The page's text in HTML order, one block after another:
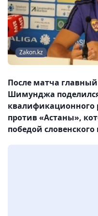
Zakon.kz
После матча
Шимунджа
против «Астаны»,
победой